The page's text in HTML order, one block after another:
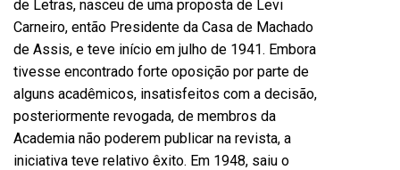
de Letras, nasceu de uma proposta de Levi
Carneiro, então Presidente da Casa de Machado
de Assis, e teve início em julho de 1941. Embora
tivesse encontrado forte oposição por parte de
alguns acadêmicos, insatisfeitos com a decisão,
posteriormente revogada, de membros da
Academia não poderem publicar na revista, a
iniciativa teve relativo êxito. Em 1948, saiu o